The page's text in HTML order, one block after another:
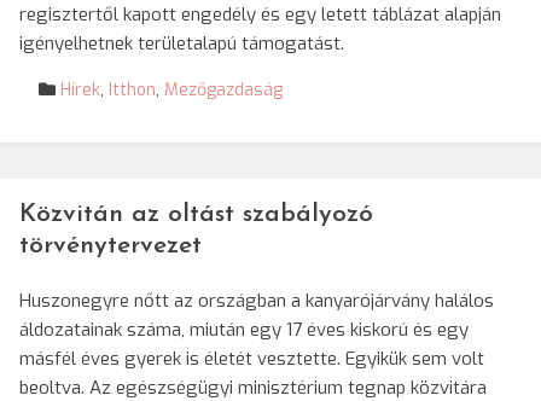
regisztertől kapott engedély és egy letett táblázat alapján
igényelhetnek területalapú támogatást.
Hírek, Itthon, Mezőgazdaság
Közvitán az oltást szabályozó
törvénytervezet
Huszonegyre nőtt az országban a kanyarójárvány halálos
áldozatainak száma, miután egy 17 éves kiskorú és egy
másfél éves gyerek is életét vesztette. Egyikük sem volt
beoltva. Az egészségügyi minisztérium tegnap közvitára